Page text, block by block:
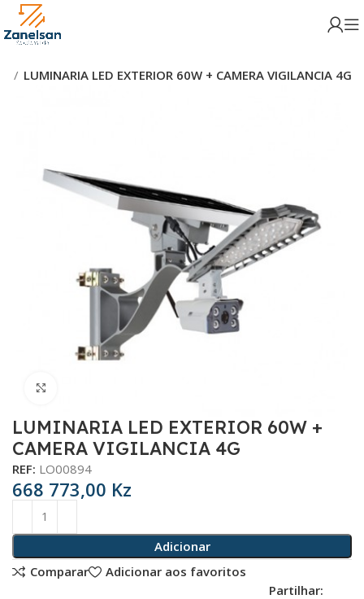
LUMINARIA LED EXTERIOR 60W + CAMERA VIGILANCIA 4G
LUMINARIA LED EXTERIOR 60W +
CAMERA VIGILANCIA 4G
REF: LO00894
668 773,00 Kz
Adicionar
Comparar
Adicionar aos favoritos
Partilhar: